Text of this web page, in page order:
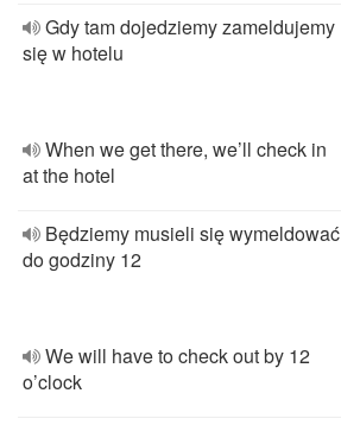
Gdy tam dojedziemy zameldujemy
się w hotelu
When we get there, we’ll check in
at the hotel
Będziemy musieli się wymeldować
do godziny 12
We will have to check out by 12
o’clock